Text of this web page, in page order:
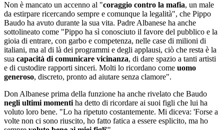
Non è mancato un accenno al "coraggio contro la mafia, un male
da estirpare ricercando sempre e comunque la legalità", che Pippo
Baudo ha avuto durante la sua vita. Padre Albanese ha anche
sottolineato come "Pippo ha sì conosciuto il favore del pubblico e la
gioia di entrare, con garbo e competenza, nelle case di milioni di
italiani, ma al di là dei programmi e degli applausi, ciò che resta è la
sua capacità di comunicare vicinanza, di dare spazio a tanti artisti
e di custodire rapporti sinceri. Molti lo ricordano come uomo
generoso, discreto, pronto ad aiutare senza clamore".
Don Albanese prima della funzione ha anche rivelato che Baudo
negli ultimi momenti ha detto di ricordare ai suoi figli che lui ha
voluto loro bene. "Lo ha ripetuto costantemente. Mi diceva: 'Forse a
volte non ci sono riuscito, ho fatto fatica a essere esplicito, ma ho